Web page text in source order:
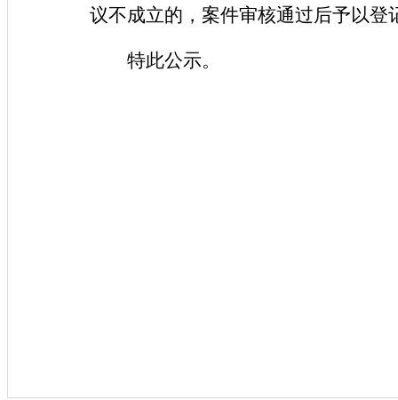
议不成立的，案件审核通过后予以登
特此公示。